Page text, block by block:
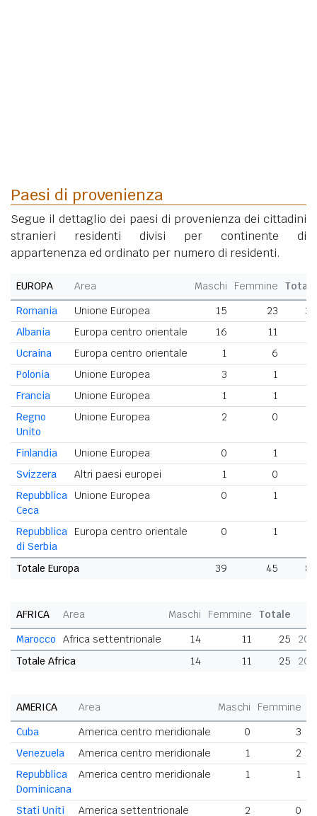
Paesi di provenienza
Segue il dettaglio dei paesi di provenienza dei cittadini
stranieri residenti divisi per continente di
appartenenza ed ordinato per numero di residenti.
EUROPA Area Maschi Femmine
Totale
Romania
Unione Europea 15 23
38
Albania
Europa centro orientale 16 11
Ucraina
Europa centro orientale 1 6
Polonia
Unione Europea 3 1
Francia
Unione Europea 1 1
Regno
Unito
Unione Europea 2 0
Finlandia Unione Europea 0 1
Svizzera
Altri paesi europei 1 0
Repubblica
Ceca
Unione Europea 0 1
Repubblica
di Serbia
Europa centro orientale 0 1
Totale Europa 39 45 84
AFRICA Area Maschi Femmine
Totale
Marocco
Africa settentrionale 14 11 25
Totale Africa
14 11 25
AMERICA Area Maschi Femmine
Cuba
America centro meridionale 0
3
Venezuela
America centro meridionale 1
2
Repubblica
Dominicana
America centro meridionale 1 1
Stati Uniti America settentrionale 2 0